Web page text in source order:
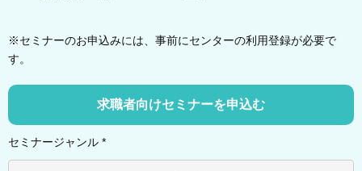
※セミナーのお申込みには、事前にセンターの利用登録が必要で
す。
求職者向けセミナーを申込む
セミナージャンル *